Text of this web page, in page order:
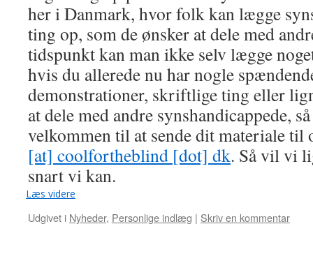
her i Danmark, hvor folk kan lægge
ting op, som de ønsker at dele med
tidspunkt kan man ikke selv lægge
hvis du allerede nu har nogle
demonstrationer, skriftlige ting eller
at dele med andre synshandicappede,
velkommen til at sende dit materiale til
[at] coolfortheblind [dot] dk. Så vil vi
snart vi kan.
Læs videre
Udgivet i Nyheder, Personlige indlæg | Skriv en kommentar